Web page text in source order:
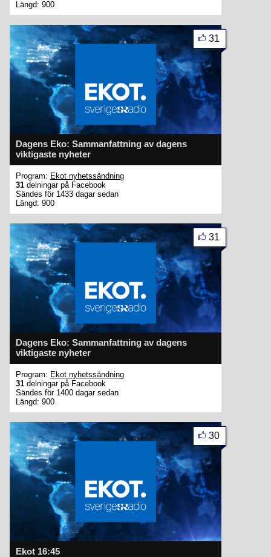
Längd: 900
Dagens Eko: Sammanfattning av dagens
viktigaste nyheter
31
Program: Ekot nyhetssändning
31 delningar på Facebook
Sändes för 1433 dagar sedan
Längd: 900
Dagens Eko: Sammanfattning av dagens
viktigaste nyheter
31
Program: Ekot nyhetssändning
31 delningar på Facebook
Sändes för 1400 dagar sedan
Längd: 900
Ekot 16:45
30